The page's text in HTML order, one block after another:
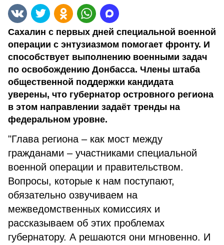
Сахалин с первых дней специальной военной
операции с энтузиазмом помогает фронту. И
способствует выполнению военными задач
по освобождению Донбасса. Члены штаба
общественной поддержки кандидата
уверены, что губернатор островного региона
в этом направлении задаёт тренды на
федеральном уровне.
"Глава региона – как мост между
гражданами – участниками специальной
военной операции и правительством.
Вопросы, которые к нам поступают,
обязательно озвучиваем на
межведомственных комиссиях и
рассказываем об этих проблемах
губернатору. А решаются они мгновенно. И